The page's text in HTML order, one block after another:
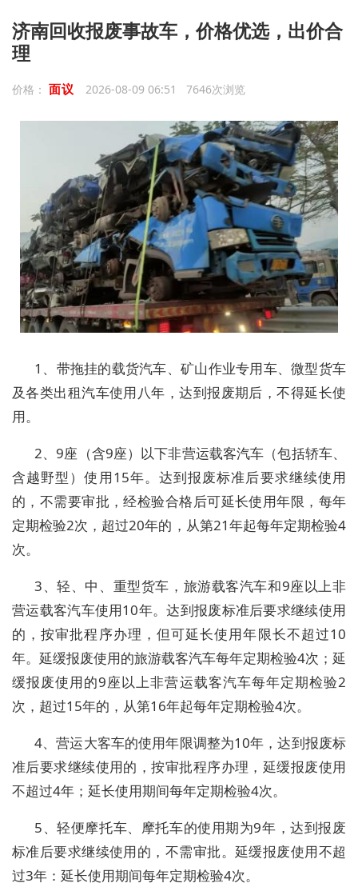
济南回收报废事故车，价格优选，出价合
理
价格： 面议 2026-08-09 06:51 7646次浏览
1、带拖挂的载货汽车、矿山作业专用车、微型货车
及各类出租汽车使用八年，达到报废期后，不得延长使
用。
2、9座（含9座）以下非营运载客汽车（包括轿车、
含越野型）使用15年。达到报废标准后要求继续使用
的，不需要审批，经检验合格后可延长使用年限，每年
定期检验2次，超过20年的，从第21年起每年定期检验4
次。
3、轻、中、重型货车，旅游载客汽车和9座以上非
营运载客汽车使用10年。达到报废标准后要求继续使用
的，按审批程序办理，但可延长使用年限长不超过10
年。延缓报废使用的旅游载客汽车每年定期检验4次；延
缓报废使用的9座以上非营运载客汽车每年定期检验2
次，超过15年的，从第16年起每年定期检验4次。
4、营运大客车的使用年限调整为10年，达到报废标
准后要求继续使用的，按审批程序办理，延缓报废使用
不超过4年；延长使用期间每年定期检验4次。
5、轻便摩托车、摩托车的使用期为9年，达到报废
标准后要求继续使用的，不需审批。延缓报废使用不超
过3年：延长使用期间每年定期检验4次。